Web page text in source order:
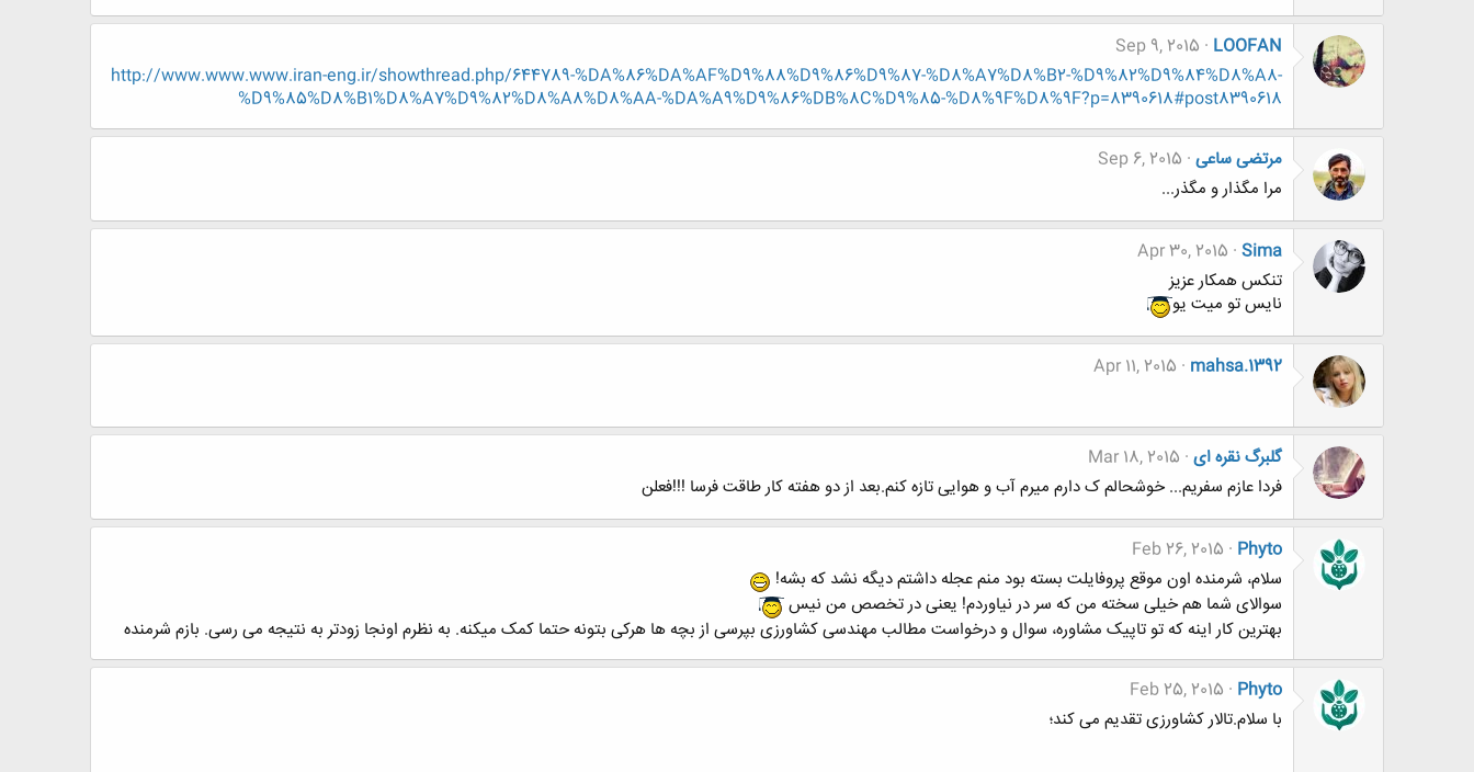
LOOFAN
Sep 9, 2015
http://www.www.www.iran-eng.ir/showthread.php/644789-%DA%86%DA%AF%D9%88%D9%86%D9%87-%D8%A7%D8%B2-%D9%82%D9%84%D8%A8-
%D9%85%D8%B1%D8%A7%D9%82%D8%A8%D8%AA-%DA%A9%D9%86%DB%8C%D9%85-%D8%9F%D8%9F?p=8390618#post8390618
مرتضی ساعی Sep 6, 2015
مرا مگذار و مگذر...
Sima
Apr 30, 2015
تنکس همکار عزیز
نایس تو میت یو
mahsa.1392
Apr 11, 2015
گلبرگ نقره ای Mar 18, 2015
فردا عازم سفریم... خوشحالم ک دارم میرم آب و هوایی تازه کنم.بعد از دو هفته کار طاقت فرسا !!!فعلن
Phyto
Feb 26, 2015
سلام، شرمنده اون موقع پروفایلت بسته بود منم عجله داشتم دیگه نشد که بشه!
سوالای شما هم خیلی سخته من که سر در نیاوردم! یعنی در تخصص من نیس
بهترین کار اینه که تو تاپیک مشاوره، سوال و درخواست مطالب مهندسی کشاورزی بپرسی از بچه ها هرکی بتونه حتما کمک میکنه. به نظرم اونجا زودتر به نتیجه می رسی. بازم شرمنده
Phyto
Feb 25, 2015
با سلام.تالار کشاورزی تقدیم می کند؛